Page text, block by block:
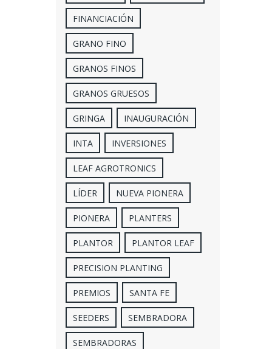
FINANCIACIÓN
GRANO FINO
GRANOS FINOS
GRANOS GRUESOS
GRINGA INAUGURACIÓN
INTA INVERSIONES
LEAF AGROTRONICS
LÍDER NUEVA PIONERA
PIONERA PLANTERS
PLANTOR PLANTOR LEAF
PRECISION PLANTING
PREMIOS SANTA FE
SEEDERS SEMBRADORA
SEMBRADORAS